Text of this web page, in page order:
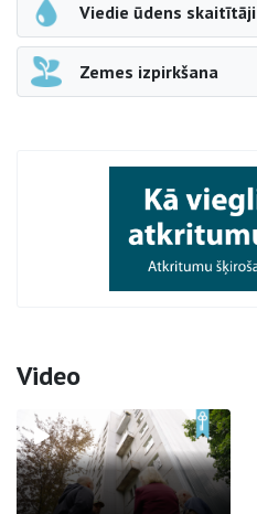
Viedie ūdens skaitītāji
Zemes izpirkšana
Video